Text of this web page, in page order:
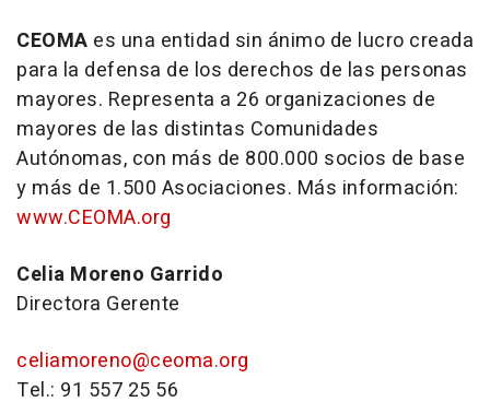
CEOMA es una entidad sin ánimo de lucro creada
para la defensa de los derechos de las personas
mayores. Representa a 26 organizaciones de
mayores de las distintas Comunidades
Autónomas, con más de 800.000 socios de base
y más de 1.500 Asociaciones. Más información:
www.CEOMA.org
Celia Moreno Garrido
Directora Gerente
celiamoreno@ceoma.org
Tel.: 91 557 25 56